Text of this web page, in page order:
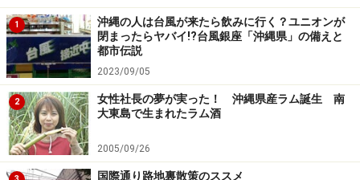
主催：八重山ビジターズビューロー
問い合わせ：八重山ビジターズビューロー TEL. 0980-
82-2809
石垣市観光協会 公式サイト
■クラブメッド石垣島 カビラ SUPイベント
開催日時：2014年3月16日 午後～夕方に開催予定
※潮の状況によって変更になる可能性があります。
1
沖縄の人は台風が来たら飲みに行く？ユニオンが
閉まったらヤバイ!?台風銀座「沖縄県」の備えと
都市伝説
2023/09/05
2
女性社長の夢が実った！ 沖縄県産ラム誕生 南
大東島で生まれたラム酒
2005/09/26
国際通り路地裏散策のススメ